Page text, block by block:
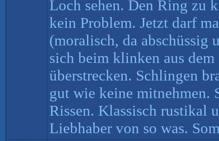
Loch sehen. Den Ring zu
kein Problem. Jetzt darf
(moralisch, da abschüssig
sich beim klinken aus
überstrecken. Schlingen
gut wie keine mitnehmen.
Rissen. Klassisch rustikal
Liebhaber von so was.